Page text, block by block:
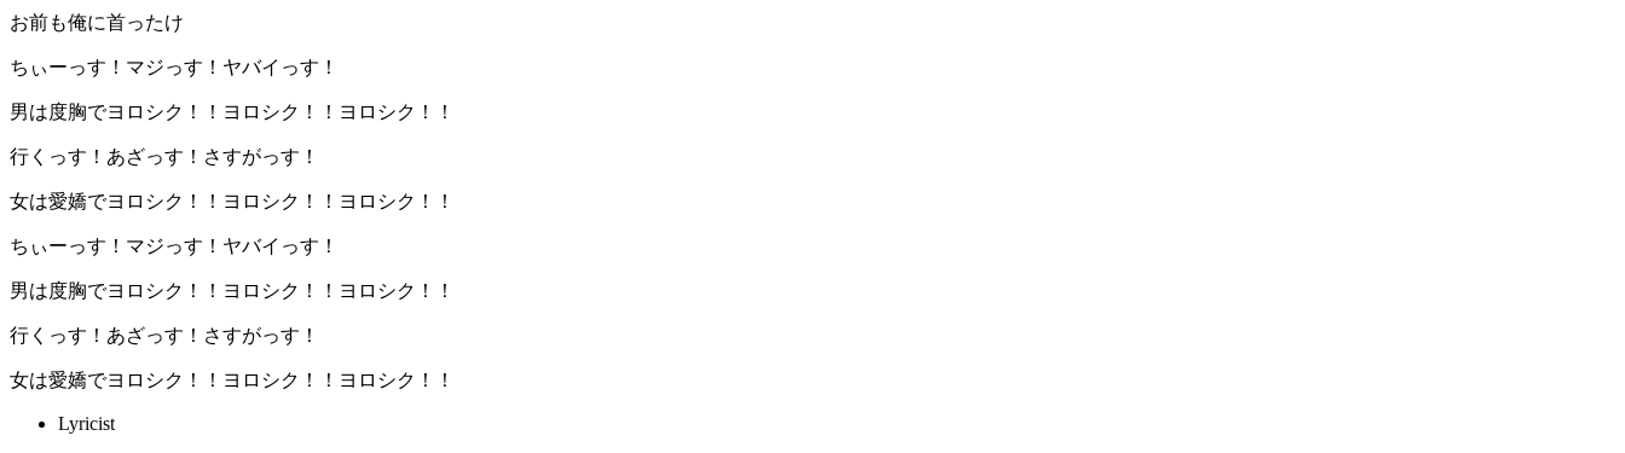
お前も俺に首ったけ
ちぃーっす！マジっす！ヤバイっす！
男は度胸でヨロシク！！ヨロシク！！ヨロシク！！
行くっす！あざっす！さすがっす！
女は愛嬌でヨロシク！！ヨロシク！！ヨロシク！！
ちぃーっす！マジっす！ヤバイっす！
男は度胸でヨロシク！！ヨロシク！！ヨロシク！！
行くっす！あざっす！さすがっす！
女は愛嬌でヨロシク！！ヨロシク！！ヨロシク！！
Lyricist